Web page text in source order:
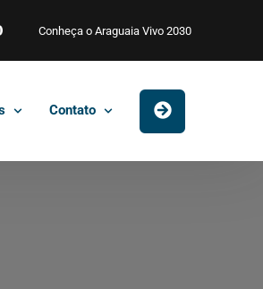
Conheça o Araguaia Vivo 2030
Contato